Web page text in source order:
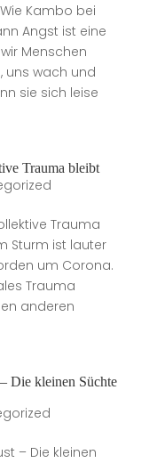
Kambo bei
Angst ist eine
Menschen
uns wach und
sie sich leise
Trauma bleibt
Trauma
Sturm ist lauter
um Corona.
Trauma
anderen
Die kleinen Süchte
– Die kleinen